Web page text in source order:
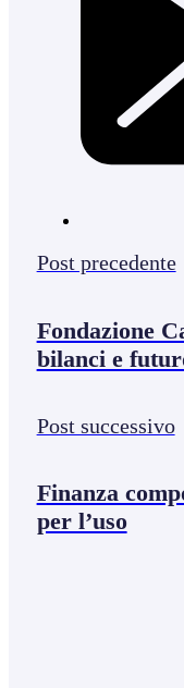
Post precedente
Fondazione
bilanci e
Post successivo
Finanza
per l’uso